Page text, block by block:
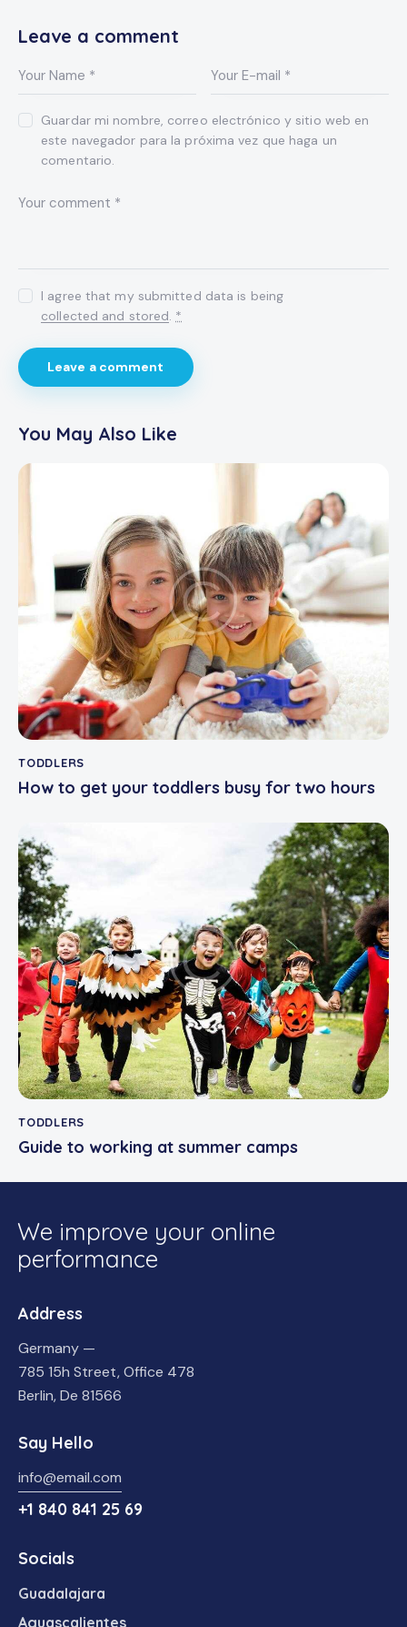
Leave a comment
Guardar mi nombre, correo electrónico y sitio web en
este navegador para la próxima vez que haga un
comentario.
I agree that my submitted data is being
collected and stored. *
You May Also Like
TODDLERS
How to get your toddlers busy for two hours
TODDLERS
Guide to working at summer camps
We improve your online
performance
Address
Germany —
785 15h Street, Office 478
Berlin, De 81566
Say Hello
info@email.com
+1 840 841 25 69
Socials
Guadalajara
Aguascalientes